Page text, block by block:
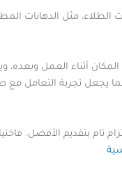
مثل الدهانات المطفية
أثناء العمل وبعده،
يجعل تجربة التعامل
تام بتقديم الأفضل.